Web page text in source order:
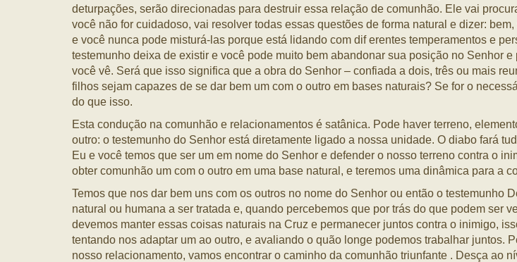
deturpações, serão direcionadas para destruir essa relação de comunhão. Ele vai
você não for cuidadoso, vai resolver todas essas questões de forma natural e dizer:
e você nunca pode misturá-las porque está lidando com dif erentes temperamentos e
testemunho deixa de existir e você pode muito bem abandonar sua posição no Senhor
você vê. Será que isso significa que a obra do Senhor – confiada a dois, três ou mais
filhos sejam capazes de se dar bem um com o outro em bases naturais? Se for o
do que isso.
Esta condução na comunhão e relacionamentos é satânica. Pode haver terreno,
outro: o testemunho do Senhor está diretamente ligado a nossa unidade. O diabo fará
Eu e você temos que ser um em nome do Senhor e defender o nosso terreno contra o
obter comunhão um com o outro em uma base natural, e teremos uma dinâmica para a
Temos que nos dar bem uns com os outros no nome do Senhor ou então o
natural ou humana a ser tratada e, quando percebemos que por trás do que podem ser
devemos manter essas coisas naturais na Cruz e permanecer juntos contra o inimigo,
tentando nos adaptar um ao outro, e avaliando o quão longe podemos trabalhar juntos.
nosso relacionamento, vamos encontrar o caminho da comunhão triunfante . Desça ao